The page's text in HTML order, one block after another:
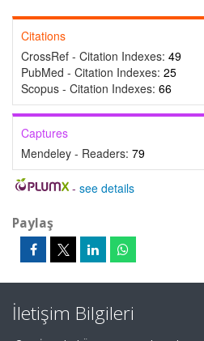
Citations
CrossRef - Citation Indexes: 49
PubMed - Citation Indexes: 25
Scopus - Citation Indexes: 66
Captures
Mendeley - Readers: 79
- see details
Paylaş
İletişim Bilgileri